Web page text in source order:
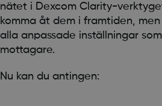
nätet i Dexcom Clarity-
komma åt dem i framtiden,
alla anpassade inställningar
mottagare.
Nu kan du antingen: